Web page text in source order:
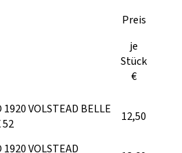
Preis
je
Stück
€
VOLSTEAD BELLE
52
12,50
VOLSTEAD